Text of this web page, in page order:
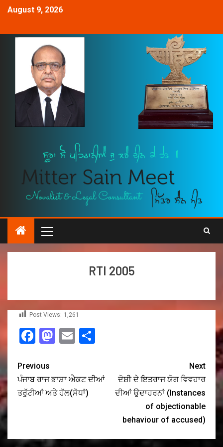
August 9, 2026
RTI 2005
Post Views: 1,261
Facebook
Mastodon
Email
Previous
ਪੰਜਾਬ ਰਾਜ ਭਾਸ਼ਾ ਐਕਟ ਦੀਆਂ
ਤਰੁੱਟੀਆਂ ਅਤੇ ਹੱਲ(ਸੋਧਾਂ)
Next
ਦੋਸ਼ੀ ਦੇ ਇਤਰਾਜ ਯੋਗ ਵਿਵਹਾਰ
ਦੀਆਂ ਉਦਾਹਰਨਾਂ (Instances
of objectionable
behaviour of accused)